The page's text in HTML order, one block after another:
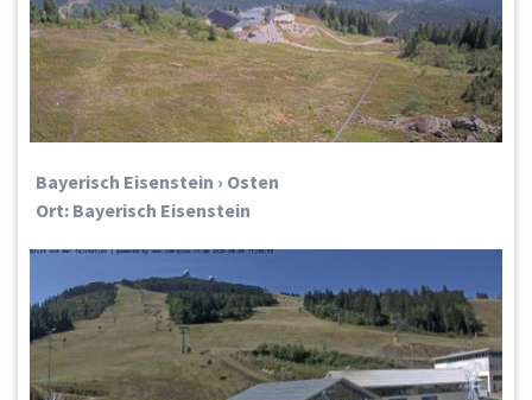
Bayerisch Eisenstein › Osten
Ort: Bayerisch Eisenstein